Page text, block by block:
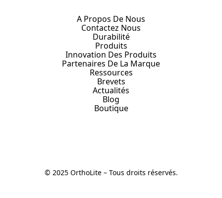
A Propos De Nous
Contactez Nous
Durabilité
Produits
Innovation Des Produits
Partenaires De La Marque
Ressources
Brevets
Actualités
Blog
Boutique
© 2025 OrthoLite – Tous droits réservés.